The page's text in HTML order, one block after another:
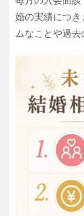
婚の実績につき
ムなことや過去